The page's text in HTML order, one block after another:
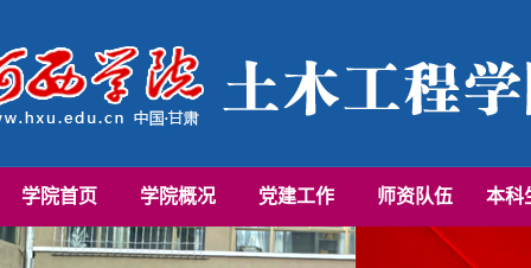
学院首页 学院概况 党建工作 师资队伍 本科